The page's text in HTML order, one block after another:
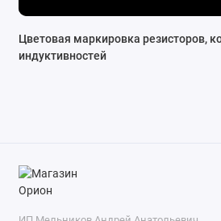
Цветовая маркировка резисторов,
индуктивностей